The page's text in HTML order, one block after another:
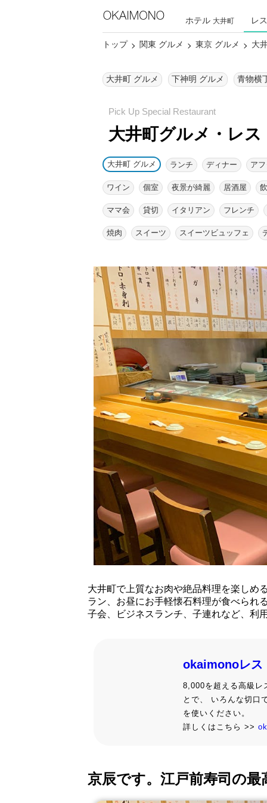
ホテル 大井町 レ
トップ 関東 グルメ 東京 グルメ 大
大井町 グルメ 下神明 グルメ 青物横
大井町グルメ・レ
大井町 グルメ ランチ ディナー ア
ワイン 個室 夜景が綺麗 居酒屋
ママ会 貸切 イタリアン フレンチ
焼肉 スイーツ スイーツビュッフェ
大井町で上質なお肉や絶品料理を楽しめ
ラン、お昼にお手軽懐石料理が食べられ
子会、ビジネスランチ、子連れなど、利
okaimonoレス
8,000を超える高級レ
とで、 いろんな切口
を使いください。
詳しくはこちら >>
京辰です。江戸前寿司の最